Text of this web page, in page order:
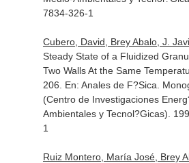
7834-326-1
Cubero, David, Brey Abalo, J.
Steady State of a Fluidized
Two Walls At the Same
206. En: Anales de F?Sica.
(Centro de Investigaciones
Ambientales y Tecnol?Gicas).
1
Ruiz Montero, María José, Brey